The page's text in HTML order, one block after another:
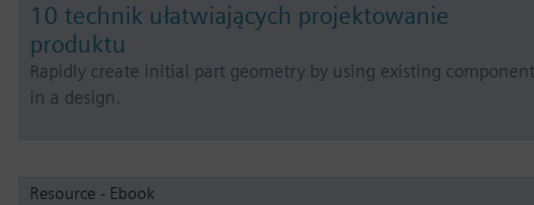
10 technik ułatwiających projektowanie
produktu
Rapidly create initial part geometry by using existing
in a design.
Resource - Ebook